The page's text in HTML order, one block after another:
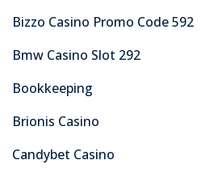
Bizzo Casino Promo Code 592
Bmw Casino Slot 292
Bookkeeping
Brionis Casino
Candybet Casino